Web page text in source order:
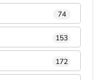
74
153
172